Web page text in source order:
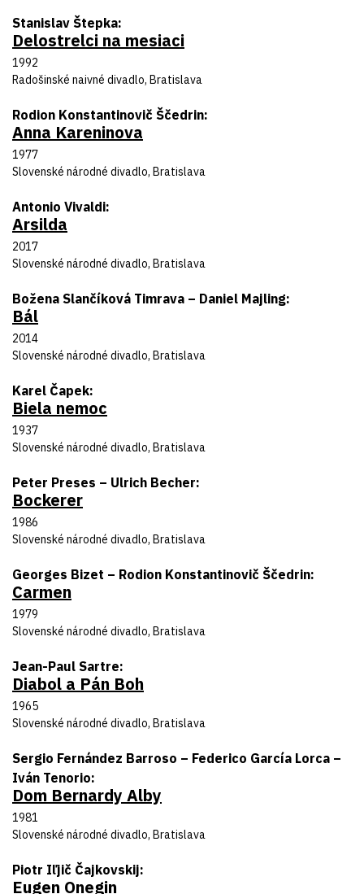
Autor predlohy
Stanislav Štepka
Názov inscenácie
Delostrelci na mesiaci
Rok uvedenia
1992
Divadlo
Radošinské naivné divadlo, Bratislava
Autor predlohy
Rodion Konstantinovič Ščedrin
Názov inscenácie
Anna Kareninova
Rok uvedenia
1977
Divadlo
Slovenské národné divadlo, Bratislava
Autor predlohy
Antonio Vivaldi
Názov inscenácie
Arsilda
Rok uvedenia
2017
Divadlo
Slovenské národné divadlo, Bratislava
Autor predlohy
Božena Slančíková Timrava – Daniel Majling
Názov inscenácie
Bál
Rok uvedenia
2014
Divadlo
Slovenské národné divadlo, Bratislava
Autor predlohy
Karel Čapek
Názov inscenácie
Biela nemoc
Rok uvedenia
1937
Divadlo
Slovenské národné divadlo, Bratislava
Autor predlohy
Peter Preses – Ulrich Becher
Názov inscenácie
Bockerer
Rok uvedenia
1986
Divadlo
Slovenské národné divadlo, Bratislava
Autor predlohy
Georges Bizet – Rodion Konstantinovič Ščedrin
Názov inscenácie
Carmen
Rok uvedenia
1979
Divadlo
Slovenské národné divadlo, Bratislava
Autor predlohy
Jean-Paul Sartre
Názov inscenácie
Diabol a Pán Boh
Rok uvedenia
1965
Divadlo
Slovenské národné divadlo, Bratislava
Autor predlohy
Sergio Fernández Barroso – Federico García Lorca –
Iván Tenorio
Názov inscenácie
Dom Bernardy Alby
Rok uvedenia
1981
Divadlo
Slovenské národné divadlo, Bratislava
Autor predlohy
Piotr Iľjič Čajkovskij
Názov inscenácie
Eugen Onegin